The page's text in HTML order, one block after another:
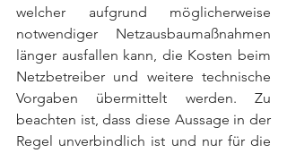
welcher aufgrund möglicherweise
notwendiger Netzausbaumaßnahmen
länger ausfallen kann, die Kosten beim
Netzbetreiber und weitere technische
Vorgaben übermittelt werden. Zu
beachten ist, dass diese Aussage in der
Regel unverbindlich ist und nur für die